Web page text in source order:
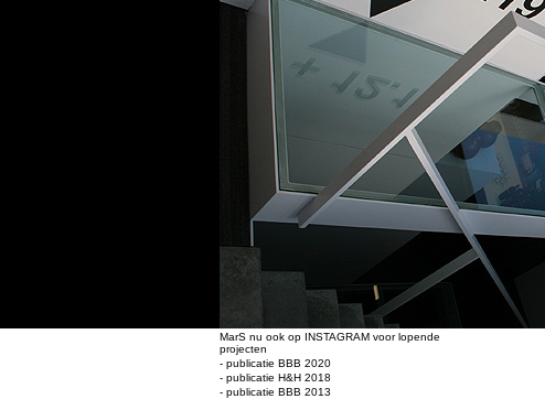
MarS nu ook op INSTAGRAM voor lopende
projecten
- publicatie BBB 2020
- publicatie H&H 2018
- publicatie BBB 2013